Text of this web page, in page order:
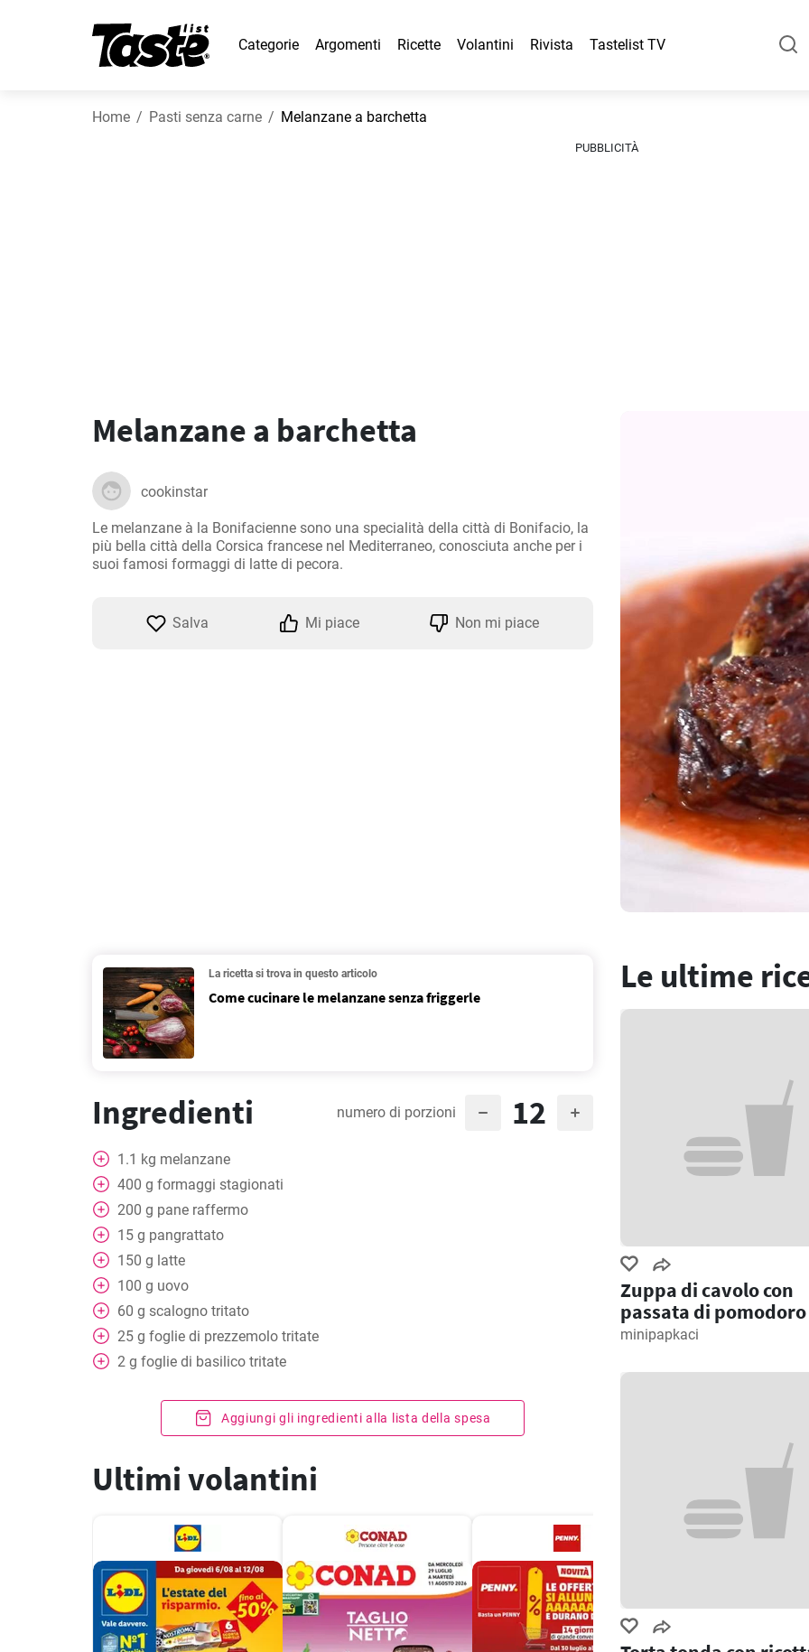
Categorie Argomenti Ricette Volantini Rivista Tastelist TV
Home Pasti senza carne Melanzane a barchetta
PUBBLICITÀ
Melanzane a barchetta
cookinstar
Le melanzane à la Bonifacienne sono una specialità della città di Bonifacio, la
più bella città della Corsica francese nel Mediterraneo, conosciuta anche per i
suoi famosi formaggi di latte di pecora.
Salva Mi piace Non mi piace
La ricetta si trova in questo articolo
Come cucinare le melanzane senza friggerle
Ingredienti numero di porzioni 12
1.1 kg melanzane
400 g formaggi stagionati
200 g pane raffermo
15 g pangrattato
150 g latte
100 g uovo
60 g scalogno tritato
25 g foglie di prezzemolo tritate
2 g foglie di basilico tritate
Aggiungi gli ingredienti alla lista della spesa
Ultimi volantini
Le ultime
Zuppa di cavolo con
passata di pomodoro
minipapkaci